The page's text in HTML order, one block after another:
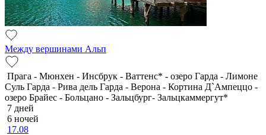
Между вершинами Альп
Прага - Мюнхен - Инсбрук - Ваттенс* - озеро Гарда - Лимоне
Суль Гарда - Рива дель Гарда - Верона - Кортина Д`Ампеццо -
озеро Брайес - Больцано - Зальцбург- Зальцкаммергут*
7 дней
6 ночей
17.08